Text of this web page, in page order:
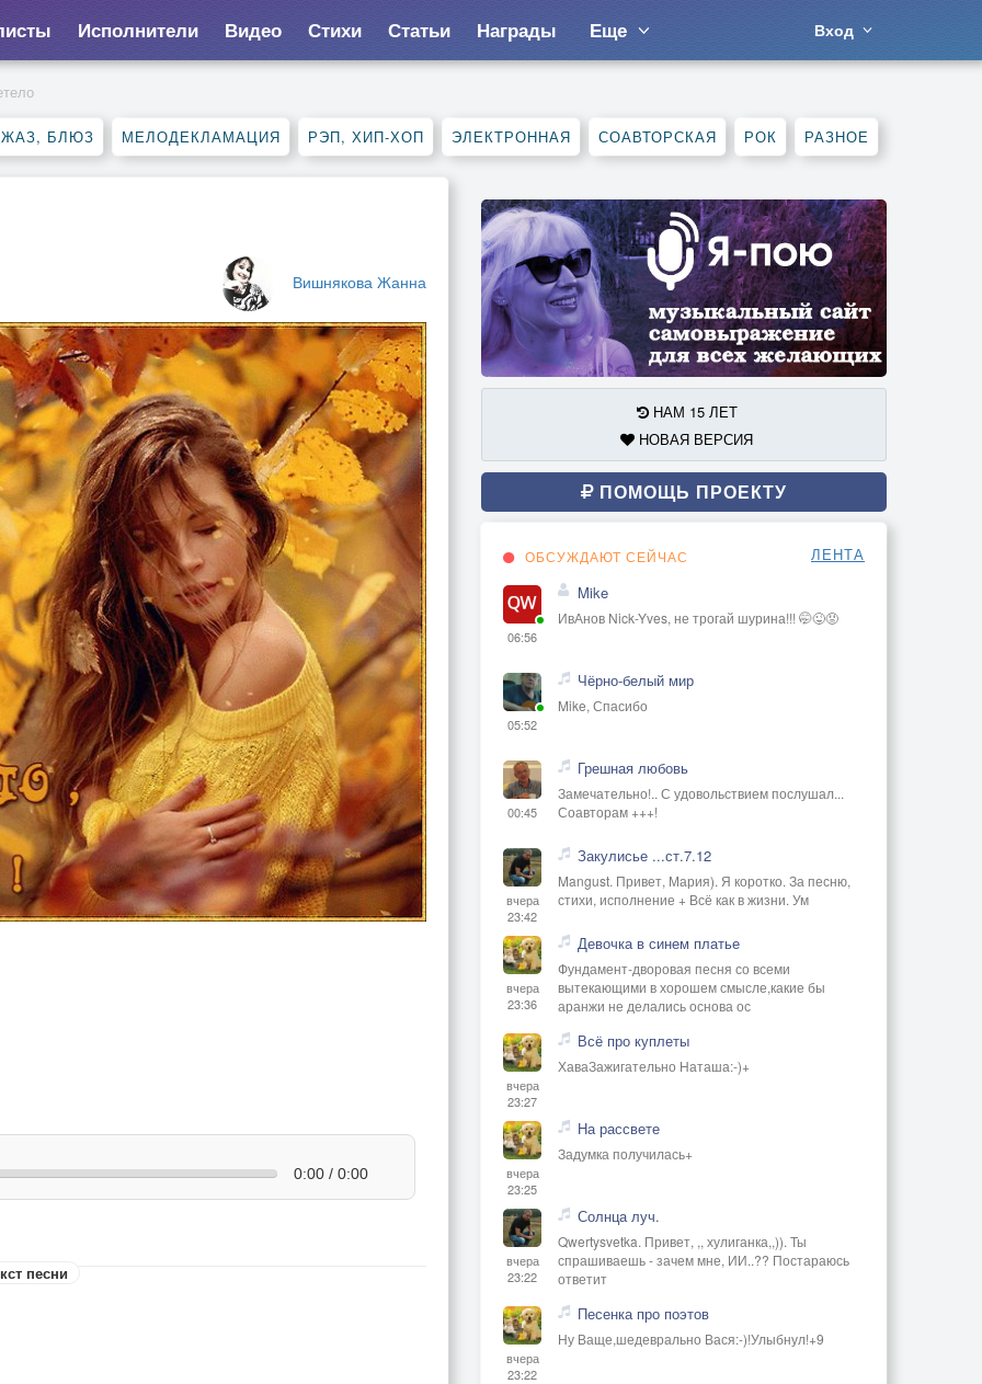
Исполнители Видео Стихи Статьи Награды Еще Вход
БЛЮЗ МЕЛОДЕКЛАМАЦИЯ РЭП, ХИП-ХОП ЭЛЕКТРОННАЯ СОАВТОРСКАЯ РОК РАЗНОЕ
Вишнякова Жанна
0:00 / 0:00
песни
НАМ 15 ЛЕТ
НОВАЯ ВЕРСИЯ
ПОМОЩЬ ПРОЕКТУ
ОБСУЖДАЮТ СЕЙЧАС ЛЕНТА
06:56
Mike
ИвАнов Nick-Yves, не трогай шурина!!! 🤭😜😡
05:52
Чёрно-белый мир
Mike, Спасибо
00:45
Грешная любовь
Замечательно!.. С удовольствием послушал...
Соавторам +++!
вчера
23:42
Закулисье ...ст.7.12
Mangust. Привет, Мария). Я коротко. За песню,
стихи, исполнение + Всё как в жизни. Ум
вчера
23:36
Девочка в синем платье
Фундамент-дворовая песня со всеми
вытекающими в хорошем смысле,какие бы
аранжи не делались основа ос
вчера
23:27
Всё про куплеты
ХаваЗажигательно Наташа:-)+
вчера
23:25
На рассвете
Задумка получилась+
вчера
23:22
Солнца луч.
Qwertysvetka. Привет, ,, хулиганка,,)). Ты
спрашиваешь - зачем мне, ИИ..?? Постараюсь
ответит
вчера
23:22
Песенка про поэтов
Ну Ваще,шедеврально Вася:-)!Улыбнул!+9